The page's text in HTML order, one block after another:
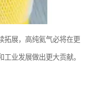
拓展，高纯氦气必将在更
业发展做出更大贡献。